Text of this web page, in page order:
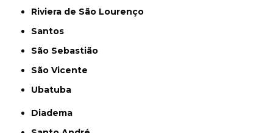
Riviera de São Lourenço
Santos
São Sebastião
São Vicente
Ubatuba
Diadema